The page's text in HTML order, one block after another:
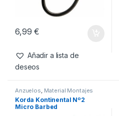
6,99€
Añadir a lista de
deseos
Anzuelos, Material Montajes
Korda Kontinental Nº2
Micro Barbed